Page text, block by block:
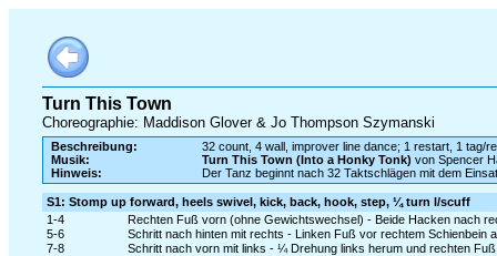
Turn This Town
Choreographie: Maddison Glover & Jo Thompson Szymanski
Beschreibung:
32 count, 4 wall, improver line dance; 1 restart, 1 tag/
Musik:
Turn This Town (Into a Honky Tonk) von Spencer
Hinweis:
Der Tanz beginnt nach 32 Taktschlägen mit dem
S1: Stomp up forward, heels swivel, kick, back, hook, step, ¼ turn l/scuff
1-4
Rechten Fuß vorn (ohne Gewichtswechsel) - Beide Hacken nach
5-6
Schritt nach hinten mit rechts - Linken Fuß vor rechtem Schienbein
7-8
Schritt nach vorn mit links - ¼ Drehung links herum und rechten